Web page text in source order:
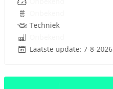
Techniek
Laatste update: 7-8-2026